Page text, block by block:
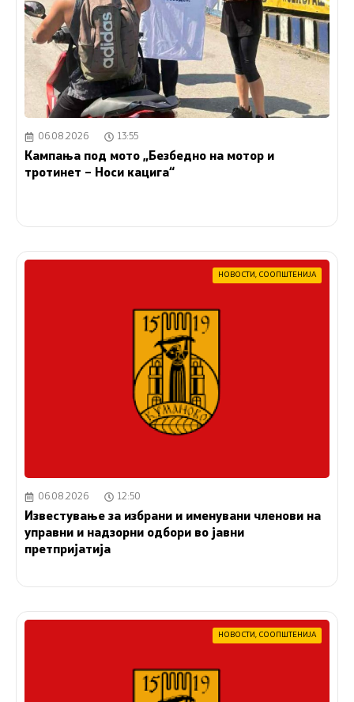
06.08.2026 13:55
Кампања под мото „Безбедно на мотор и
тротинет – Носи кацига“
НОВОСТИ, СООПШТЕНИЈА
06.08.2026 12:50
Известување за избрани и именувани членови на
управни и надзорни одбори во јавни
претпријатија
НОВОСТИ, СООПШТЕНИЈА